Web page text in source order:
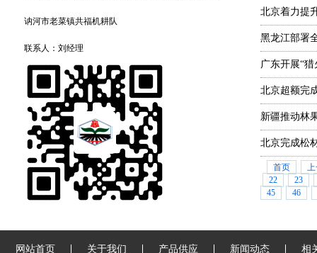
讷河市老菜镇共福机耕队
联系人：刘经理
北京着力提
黑龙江部署
广东开展“
北京超额完
新疆推动林
北京完成松
首页
上
22
23
45
46
网站首页 关于我们 产品供应 新闻动态 相